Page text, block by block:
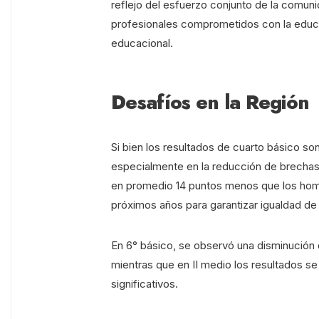
reflejo del esfuerzo conjunto de la
profesionales comprometidos con la
educacional.
Desafíos en la Región
Si bien los resultados de cuarto básico
especialmente en la reducción de
en promedio 14 puntos menos que los
próximos años para garantizar igualdad
En 6° básico, se observó una
mientras que en II medio los resultados
significativos.